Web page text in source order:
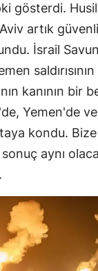
gösterdi.
artık
İsrail
kanının bir
Yemen'de
kondu. Bize
aynı